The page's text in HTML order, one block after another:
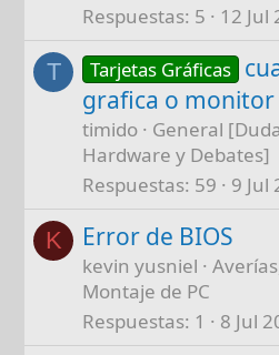
Respuestas 5 12 Jul
T Tarjetas Gráficas
grafica o monitor
timido
General
Hardware y Debates]
Respuestas 59 9 Jul
K Error de BIOS
kevin yusniel
Montaje de PC
Respuestas 1 8 Jul